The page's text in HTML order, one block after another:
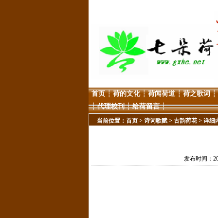
首页 ┆ 荷的文化 ┆ 荷闻荷道 ┆ 荷之歌词 ┆
┆ 代理校刊 ┆ 给荷留言 ┆
当前位置： 首页 > 诗词歌赋 > 古韵荷花> 详细
发布时间：